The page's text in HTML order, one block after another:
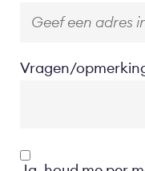
Vragen/
Opt-